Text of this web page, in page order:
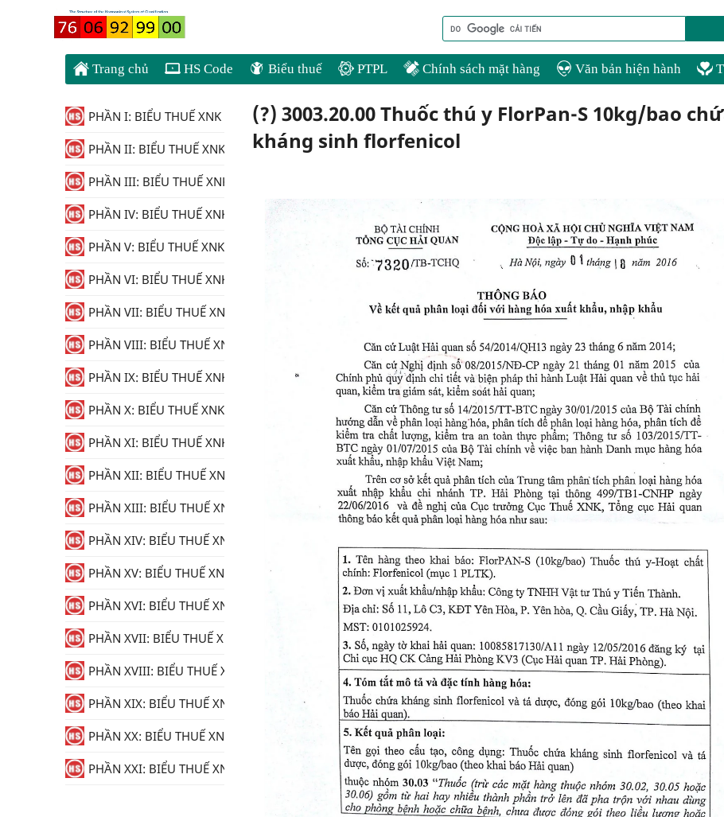
Trang chủ HS Code Biểu thuế PTPL Chính sách mặt hàng Văn bản hiện hành
(?) 3003.20.00 Thuốc thú y FlorPan-S 10kg/bao
kháng sinh florfenicol
PHẦN I: BIỂU THUẾ XNK
PHẦN II: BIỂU THUẾ XNK
PHẦN III: BIỂU THUẾ XNK
PHẦN IV: BIỂU THUẾ XNK
PHẦN V: BIỂU THUẾ XNK
PHẦN VI: BIỂU THUẾ XNK
PHẦN VII: BIỂU THUẾ XNK
PHẦN VIII: BIỂU THUẾ XNK
PHẦN IX: BIỂU THUẾ XNK
PHẦN X: BIỂU THUẾ XNK
PHẦN XI: BIỂU THUẾ XNK
PHẦN XII: BIỂU THUẾ XNK
PHẦN XIII: BIỂU THUẾ XNK
PHẦN XIV: BIỂU THUẾ XNK
PHẦN XV: BIỂU THUẾ XNK
PHẦN XVI: BIỂU THUẾ XNK
PHẦN XVII: BIỂU THUẾ XNK
PHẦN XVIII: BIỂU THUẾ XNK
PHẦN XIX: BIỂU THUẾ XNK
PHẦN XX: BIỂU THUẾ XNK
PHẦN XXI: BIỂU THUẾ XNK